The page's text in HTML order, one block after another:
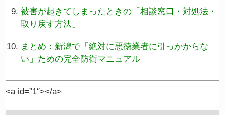
被害が起きてしまったときの「相談窓口・対処法・
取り戻す方法」
まとめ：新潟で「絶対に悪徳業者に引っかからな
い」ための完全防衛マニュアル
<a id=”1″></a>